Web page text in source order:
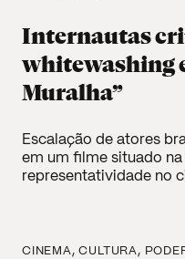
Internautas
whitewashing
Muralha”
Escalação de atores
em um filme situado
representatividade no
CINEMA CULTURA